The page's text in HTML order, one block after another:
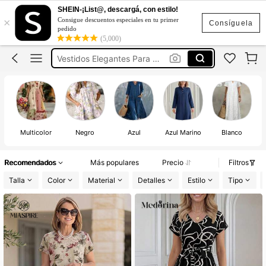
Consíguela
×
SHEIN-¡List@, descargá, con estilo!
Consigue descuentos especiales en tu primer
pedido
(5,000)
Vestidos Curvy
Vestidos Casuales Para Mujer
Vestidos Elegantes Cortos
Vestidos Curvy
Multicolor Negro Azul Azul Marino Blanco
Recomendados Más populares Precio
Filtros
Talla
Color Material Detalles Estilo Tipo